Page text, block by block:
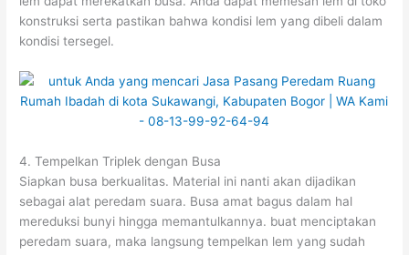
konstruksi serta pastikan bahwa kondisi lem yang dibeli dalam
kondisi tersegel.
4. Tempelkan Triplek dengan Busa
Siapkan busa berkualitas. Material ini nanti akan dijadikan
sebagai alat peredam suara. Busa amat bagus dalam hal
mereduksi bunyi hingga memantulkannya. buat menciptakan
peredam suara, maka langsung tempelkan lem yang sudah